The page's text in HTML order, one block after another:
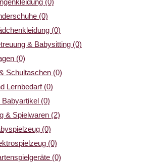
(0)
(0)
(0)
& Babysitting (0)
(0)
Schultaschen (0)
Lernbedarf (0)
Babyartikel (0)
& Spielwaren (2)
(0)
(0)
(0)